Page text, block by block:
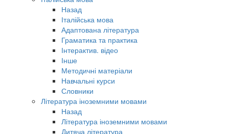
Назад
Італійська мова
Адаптована література
Граматика та практика
Інтерактив. відео
Інше
Методичні матеріали
Навчальні курси
Словники
Література іноземними мовами
Назад
Література іноземними мовами
Дитяча література